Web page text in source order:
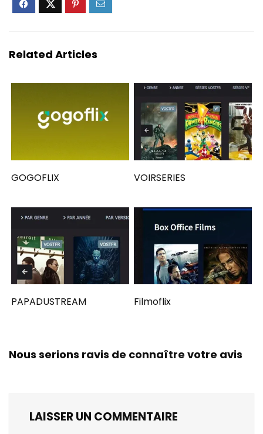
Related Articles
GOGOFLIX VOIRSERIES
PAPADUSTREAM Filmoflix
Nous serions ravis de connaître votre avis
LAISSER UN COMMENTAIRE